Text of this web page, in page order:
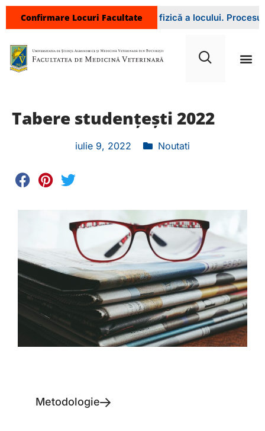
Confirmare Locuri Facultate
facultății pentru confirmarea fizică a locului. Procesul se
Tabere studențești 2022
iulie 9, 2022 Noutati
Metodologie